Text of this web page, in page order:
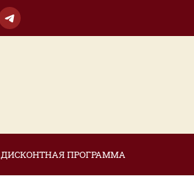
ДИСКОНТНАЯ ПРОГРАММА